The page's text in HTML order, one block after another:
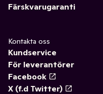
Färskvarugaranti
Kontakta oss
Kundservice
För leverantörer
Facebook
X (f.d Twitter)